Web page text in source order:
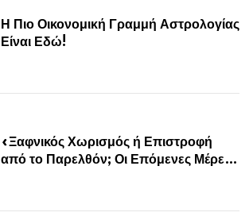
Η Πιο Οικονομική Γραμμή Αστρολογίας
Είναι Εδώ!
«Ξαφνικός Χωρισμός ή Επιστροφή
από το Παρελθόν; Οι Επόμενες Μέρες